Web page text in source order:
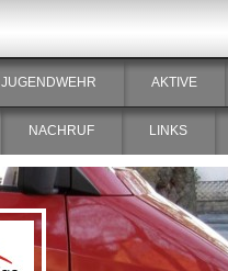
JUGENDWEHR AKTIVE
NACHRUF LINKS